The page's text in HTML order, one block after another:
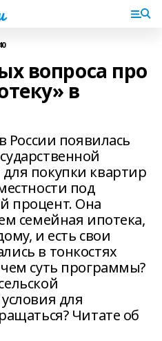
вопроса про
в
России появилась
покупки квартир
под
процент. Она
семейная ипотека,
и есть свои
в тонкостях
суть программы?
для
Читате об